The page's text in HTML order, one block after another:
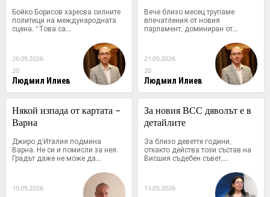
Бойко Борисов харесва силните
политици на международната
сцена. "Това са...
26.05.2026
20
Людмил Илиев
Вече близо месец трупаме
впечатления от новия
парламент, доминиран от...
21.05.2026
20
Людмил Илиев
Някой изпада от картата -
Варна
Джиро д'Италия подмина
Варна. Не си и помисли за нея.
Градът даже не може да...
19.05.2026
За новия ВСС дяволът е в
детайлите
За близо деветте години,
откакто действа този състав на
Висшия съдебен съвет,...
13.05.2026